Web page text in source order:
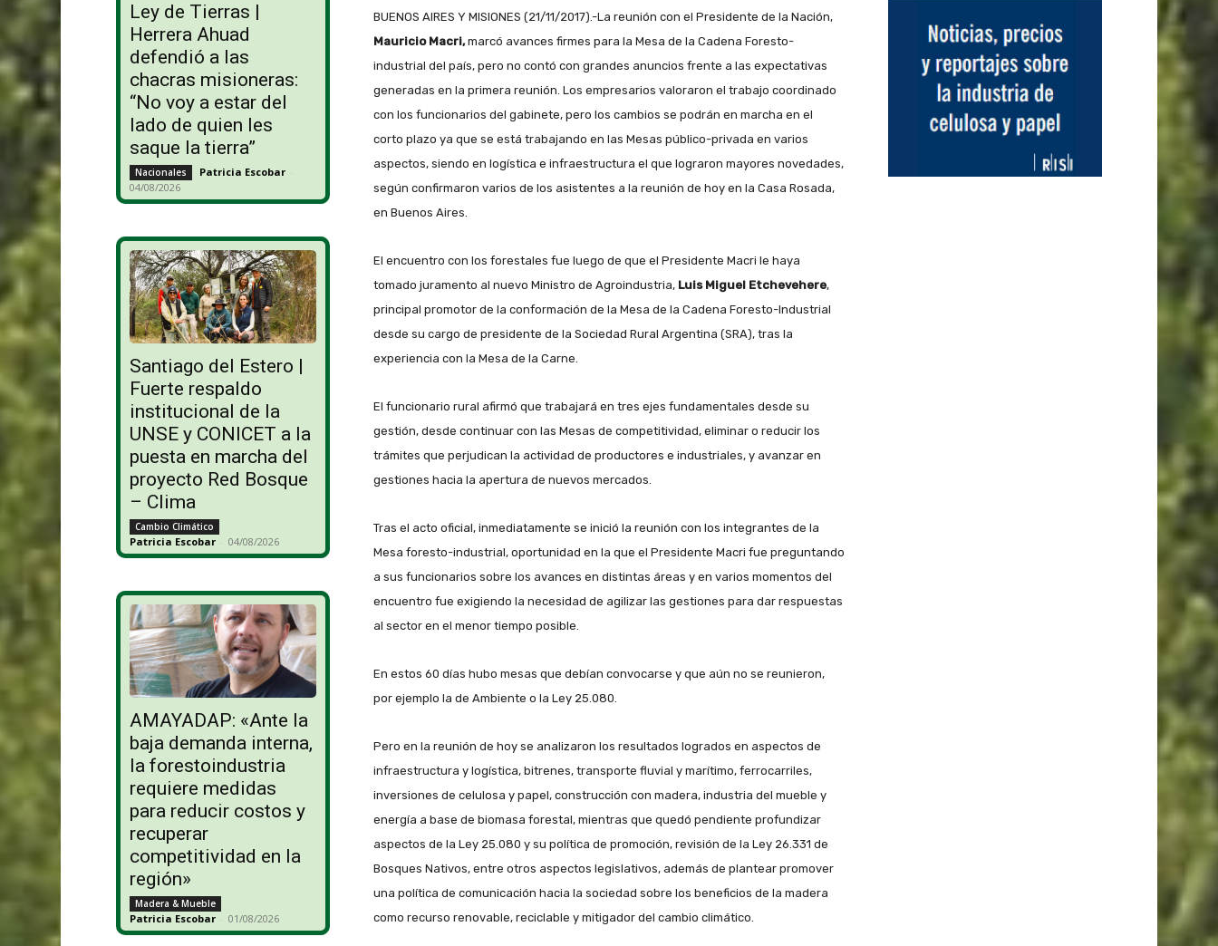
Ley de Tierras |
Herrera Ahuad
defendió a las
chacras misioneras:
“No voy a estar del
lado de quien les
saque la tierra”
Nacionales Patricia Escobar -
04/08/2026
Santiago del Estero |
Fuerte respaldo
institucional de la
UNSE y CONICET a la
puesta en marcha del
proyecto Red Bosque
– Clima
Cambio Climático
Patricia Escobar - 04/08/2026
AMAYADAP: «Ante la
baja demanda interna,
la forestoindustria
requiere medidas
para reducir costos y
recuperar
competitividad en la
región»
Madera & Mueble
Patricia Escobar - 01/08/2026
BUENOS AIRES Y MISIONES (21/11/2017).-La reunión con el Presidente de la Nación,
Mauricio Macri,marcó avances firmes para la Mesa de la Cadena Foresto-
industrial del país, pero no contó con grandes anuncios frente a las expectativas
generadas en la primera reunión. Los empresarios valoraron el trabajo coordinado
con los funcionarios del gabinete, pero los cambios se podrán en marcha en el
corto plazo ya que se está trabajando en las Mesas público-privada en varios
aspectos, siendo en logística e infraestructura el que lograron mayores novedades,
según confirmaron varios de los asistentes a la reunión de hoy en la Casa Rosada,
en Buenos Aires.
El encuentro con los forestales fue luego de que el Presidente Macri le haya
tomado juramento al nuevo Ministro de Agroindustria, Luis Miguel Etchevehere,
principal promotor de la conformación de la Mesa de la Cadena Foresto-Industrial
desde su cargo de presidente de la Sociedad Rural Argentina (SRA), tras la
experiencia con la Mesa de la Carne.
El funcionario rural afirmó que trabajará en tres ejes fundamentales desde su
gestión, desde continuar con las Mesas de competitividad, eliminar o reducir los
trámites que perjudican la actividad de productores e industriales, y avanzar en
gestiones hacia la apertura de nuevos mercados.
Tras el acto oficial, inmediatamente se inició la reunión con los integrantes de la
Mesa foresto-industrial, oportunidad en la que el Presidente Macri fue preguntando
a sus funcionarios sobre los avances en distintas áreas y en varios momentos del
encuentro fue exigiendo la necesidad de agilizar las gestiones para dar respuestas
al sector en el menor tiempo posible.
En estos 60 días hubo mesas que debían convocarse y que aún no se reunieron,
por ejemplo la de Ambiente o la Ley 25.080.
Pero en la reunión de hoy se analizaron los resultados logrados en aspectos de
infraestructura y logística, bitrenes, transporte fluvial y marítimo, ferrocarriles,
inversiones de celulosa y papel, construcción con madera, industria del mueble y
energía a base de biomasa forestal, mientras que quedó pendiente profundizar
aspectos de la Ley 25.080 y su política de promoción, revisión de la Ley 26.331 de
Bosques Nativos, entre otros aspectos legislativos, además de plantear promover
una política de comunicación hacia la sociedad sobre los beneficios de la madera
como recurso renovable, reciclable y mitigador del cambio climático.